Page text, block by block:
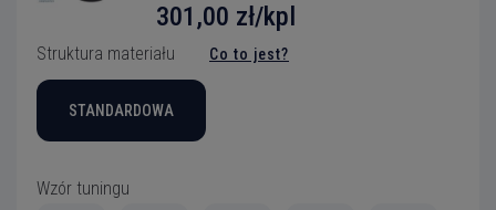
301,00 zł/kpl
Struktura materiału Co to jest?
STANDARDOWA
Wzór tuningu